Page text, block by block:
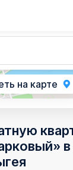
на карте